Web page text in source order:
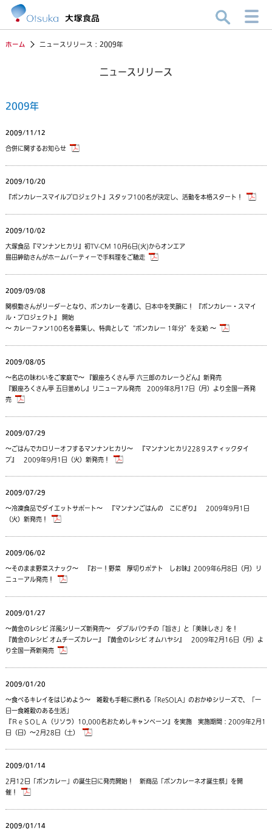
ホーム ニュースリリース：2009年
ニュースリリース
2009年
2009/11/12
合併に関するお知らせ
2009/10/20
『ボンカレースマイルプロジェクト』スタッフ100名が決定し、活動を本格スタート！
2009/10/02
大塚食品『マンナンヒカリ』初TV-CM 10月6日(火)からオンエア
島田紳助さんがホームパーティーで手料理をご馳走
2009/09/08
関根勤さんがリーダーとなり、ボンカレーを通じ、日本中を笑顔に！ 『ボンカレー・スマイ
ル・プロジェクト』 開始
～ カレーファン100名を募集し、特典として“ボンカレー 1年分”を支給 ～
2009/08/05
～名店の味わいをご家庭で～ 『銀座ろくさん亭 六三郎のカレーうどん』新発売
『銀座ろくさん亭 五目釜めし』リニューアル発売 2009年8月17日（月）より全国一斉発
売
2009/07/29
～ごはんでカロリーオフするマンナンヒカリ～ 『マンナンヒカリ228ｇスティックタイ
プ』 2009年9月1日（火）新発売！
2009/07/29
～冷凍食品でダイエットサポート～ 『マンナンごはんの こにぎり』 2009年9月1日
（火）新発売！
2009/06/02
～そのまま野菜スナック～ 『おー！野菜 厚切りポテト しお味』2009年6月8日（月）リ
ニューアル発売！
2009/01/27
～黄金のレシピ 洋風シリーズ新発売～ ダブルパウチの「旨さ」と「美味しさ」を！
『黄金のレシピ オムチーズカレー』『黄金のレシピ オムハヤシ』 2009年2月16日（月）よ
り全国一斉新発売
2009/01/20
～食べるキレイをはじめよう～ 雑穀も手軽に摂れる「ReSOLA」のおかゆシリーズで、「一
日一食雑穀のある生活」
『ＲｅＳOＬＡ（リソラ）10,000名おためしキャンペーン』を実施 実施期間：2009年2月1
日（日）～2月28日（土）
2009/01/14
2月12日「ボンカレー」の誕生日に発売開始！ 新商品「ボンカレーネオ誕生祭」を開
催！
2009/01/14